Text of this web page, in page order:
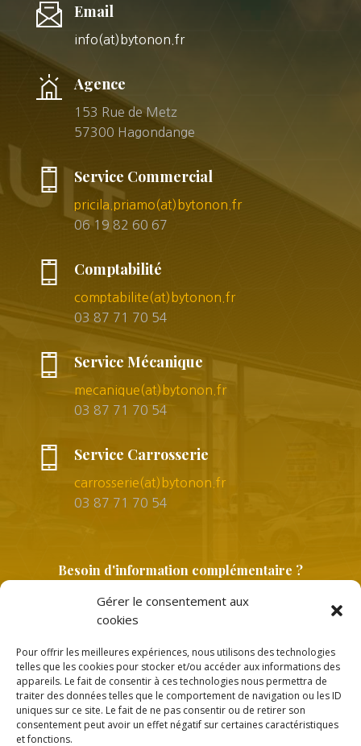
Gérer le consentement aux
cookies
Pour offrir les meilleures expériences, nous utilisons des technologies
telles que les cookies pour stocker et/ou accéder aux informations des
appareils. Le fait de consentir à ces technologies nous permettra de
traiter des données telles que le comportement de navigation ou les ID
uniques sur ce site. Le fait de ne pas consentir ou de retirer son
consentement peut avoir un effet négatif sur certaines caractéristiques
et fonctions.
Email
info(at)bytonon.fr
Agence
153 Rue de Metz
57300 Hagondange
Service Commercial
pricila.priamo(at)bytonon.fr
06 19 82 60 67
Comptabilité
comptabilite(at)bytonon.fr
03 87 71 70 54
Service Mécanique
mecanique(at)bytonon.fr
03 87 71 70 54
Service Carrosserie
carrosserie(at)bytonon.fr
03 87 71 70 54
Besoin d'information complémentaire ?
Copyright © 2026 | Politique de confidentialité